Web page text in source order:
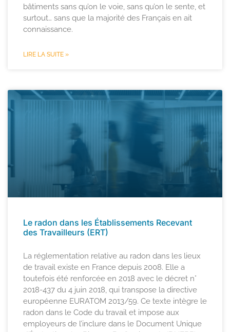
bâtiments sans qu’on le voie, sans qu’on le sente, et
surtout… sans que la majorité des Français en ait
connaissance.
LIRE LA SUITE »
Le radon dans les Établissements Recevant
des Travailleurs (ERT)
La réglementation relative au radon dans les lieux
de travail existe en France depuis 2008. Elle a
toutefois été renforcée en 2018 avec le décret n°
2018-437 du 4 juin 2018, qui transpose la directive
européenne EURATOM 2013/59. Ce texte intègre le
radon dans le Code du travail et impose aux
employeurs de l’inclure dans le Document Unique